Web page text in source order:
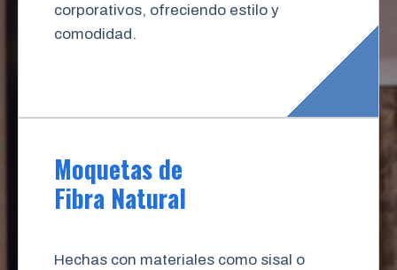
corporativos, ofreciendo estilo y
comodidad.
Moquetas de
Fibra Natural
Hechas con materiales como sisal o